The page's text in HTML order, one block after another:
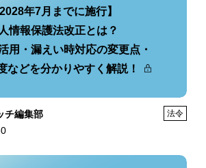
2028年7月までに施行】
情報保護法改正とは？
用・漏えい時対応の変更点・
などを分かりやすく解説！
チ編集部
法令